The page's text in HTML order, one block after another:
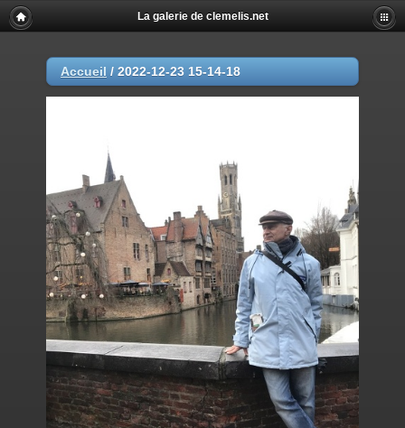
La galerie de clemelis.net
Accueil / 2022-12-23 15-14-18